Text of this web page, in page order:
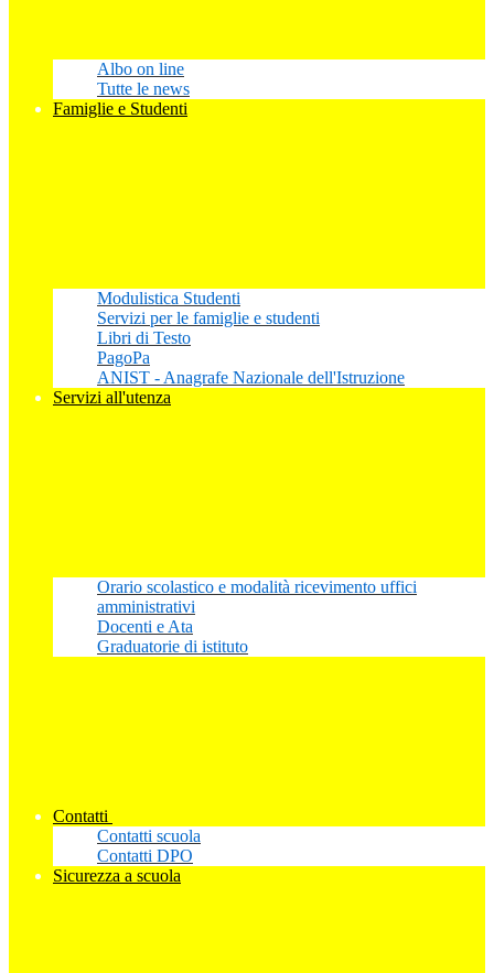
Albo on line
Tutte le news
Famiglie e Studenti
Modulistica Studenti
Servizi per le famiglie e studenti
Libri di Testo
PagoPa
ANIST - Anagrafe Nazionale dell'Istruzione
Servizi all'utenza
Orario scolastico e modalità ricevimento uffici
amministrativi
Docenti e Ata
Graduatorie di istituto
Contatti
Contatti scuola
Contatti DPO
Sicurezza a scuola